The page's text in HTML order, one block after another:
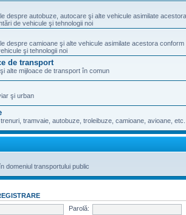
despre autobuze, autocare şi alte vehicule asimilate
de vehicule şi tehnologii noi
despre camioane şi alte vehicule asimilate acestora
şi tehnologii noi
de transport
alte mijloace de transport în comun
şi urban
tramvaie, autobuze, troleibuze, camioane, avioane, etc.
domeniul transportului public
Parolă: